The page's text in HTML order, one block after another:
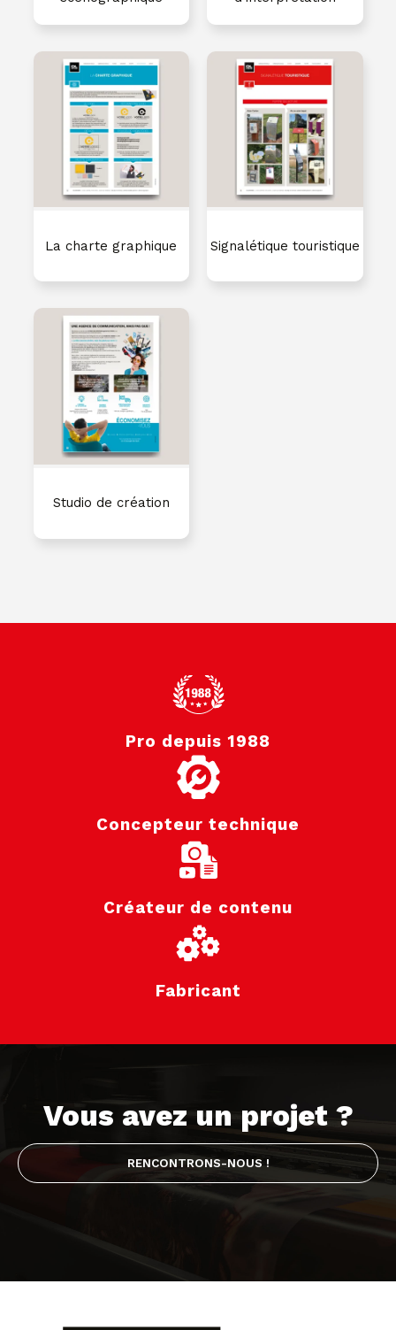
La charte graphique Signalétique touristique
Studio de création
Pro depuis 1988
Concepteur technique
Créateur de contenu
Fabricant
Vous avez un projet ?
RENCONTRONS-NOUS !